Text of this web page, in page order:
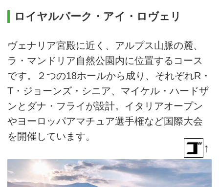
ロイヤルパーク・アイ・ロヴェリ
ヴェナリア宮殿に近く、アルプス山脈の麓、
ラ・マンドリア自然公園内に位置するコース
です。２つの18ホールから成り、それぞれR・
T・ジョーンズ・シニア、マイケル・ハードザ
ンとダナ・フライが設計。イタリアオープン
やヨーロッパアマチュア選手権など国際大会
を開催しています。
↑